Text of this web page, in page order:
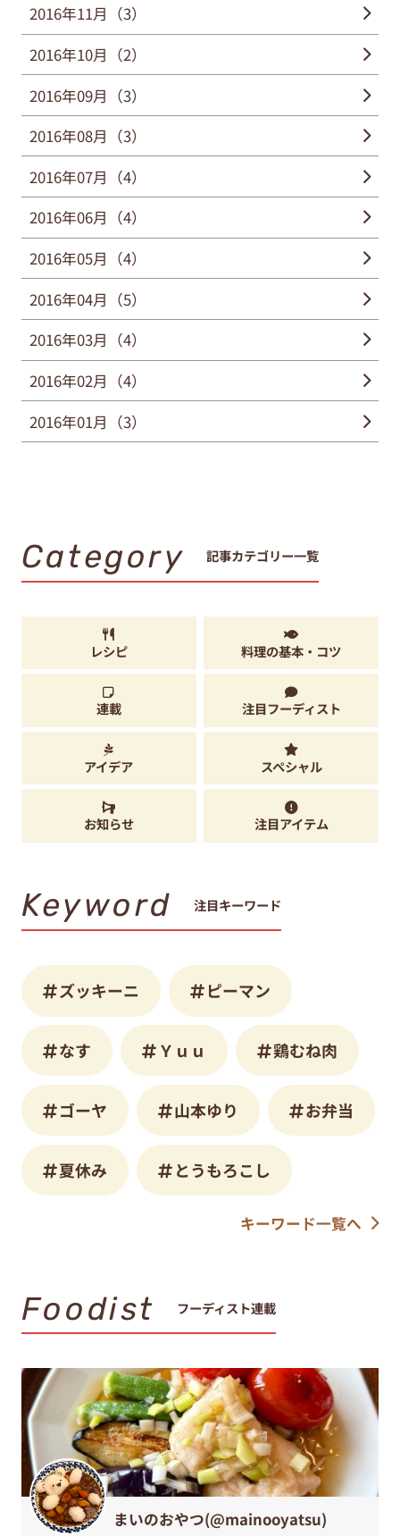
2016年11月（3）
2016年10月（2）
2016年09月（3）
2016年08月（3）
2016年07月（4）
2016年06月（4）
2016年05月（4）
2016年04月（5）
2016年03月（4）
2016年02月（4）
2016年01月（3）
Category 記事カテゴリー一覧
レシピ 料理の基本・コツ
連載 注目フーディスト
アイデア スペシャル
お知らせ 注目アイテム
Keyword 注目キーワード
ズッキーニ ピーマン
なす Ｙｕｕ 鶏むね肉
ゴーヤ 山本ゆり お弁当
夏休み とうもろこし
キーワード一覧へ
Foodist フーディスト連載
まいのおやつ(@mainooyatsu)